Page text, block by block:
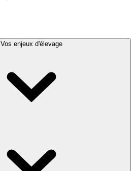
Vos enjeux d'élevage